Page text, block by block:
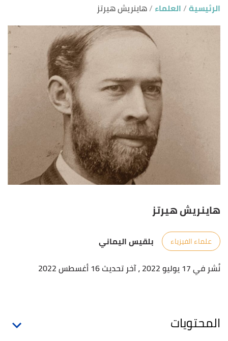
الرئيسية العلماء هاينريش هيرتز
هاينريش هيرتز
علماء الفيزياء
بلقيس اليماني
نُشر في 17 يوليو 2022
، آخر تحديث 16 أغسطس 2022
المحتويات